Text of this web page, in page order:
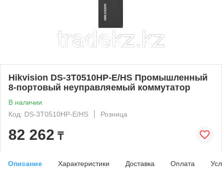
Hikvision DS-3T0510HP-E/HS Промышленный
8-портовый неуправляемый коммутатор
В наличии
Код: DS-3T0510HP-E/HS
Розница
82 262 ₸
Описание Характеристики Доставка Оплата